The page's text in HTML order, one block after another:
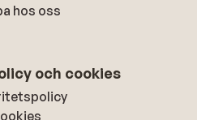
hos oss
och cookies